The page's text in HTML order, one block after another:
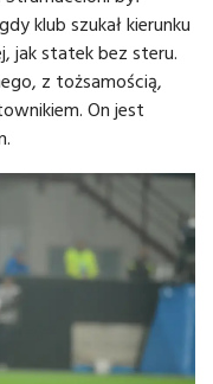
klub szukał kierunku
jak statek bez steru.
z tożsamością,
On jest